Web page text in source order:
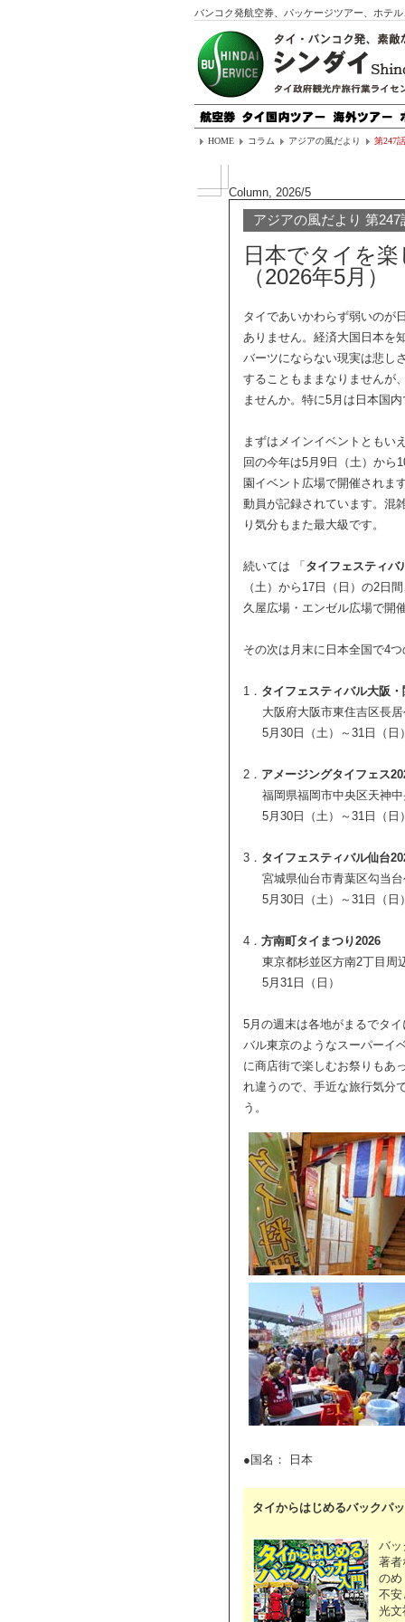
バンコク発航空券、パッケージツアー、ホテ
HOME コラム アジアの風だより 第247
Column, 2026/5
アジアの風だより 第247
日本でタイを
（2026年5月）
タイであいかわらず弱いのが
ありません。経済大国日本を
バーツにならない現実は悲し
することもままなりませんが
ませんか。特に5月は日本国
まずはメインイベントともい
回の今年は5月9日（土）から
園イベント広場で開催されま
動員が記録されています。混
り気分もまた最大級です。
続いては 「 タイフェスティバ
（土）から17日（日）の2日
久屋広場・エンゼル広場で開
その次は月末に日本全国で4
1． タイフェスティバル大阪・
大阪府大阪市東住吉区長
5月30日（土）～31日（日
2． アメージングタイフェス
福岡県福岡市中央区天神
5月30日（土）～31日（日
3． タイフェスティバル仙台
宮城県仙台市青葉区勾当
5月30日（土）～31日（日
4． 方南町タイまつり2026
東京都杉並区方南2丁目周
5月31日（日）
5月の週末は各地がまるでタ
バル東京のようなスーパーイ
に商店街で楽しむお祭りもあ
れ違うので、手近な旅行気分
う。
●国名： 日本
タイからはじめるバックパ
バッ
著者
のめ
不安
光文